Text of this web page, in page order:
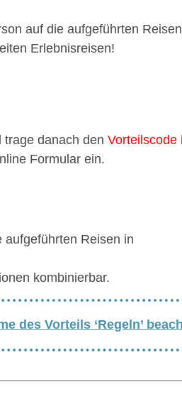
auf die aufgeführten
Erlebnisreisen!
trage danach den Vorteilscode
Formular ein.
Reisen in
kombinierbar.
des Vorteils ‘Regeln’